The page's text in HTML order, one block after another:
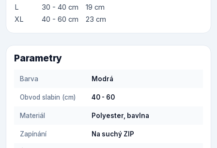
L
30 - 40 cm
19 cm
XL
40 - 60 cm 23 cm
Parametry
Barva Modrá
Obvod slabin (cm) 40 - 60
Materiál Polyester, bavlna
Zapínání Na suchý ZIP